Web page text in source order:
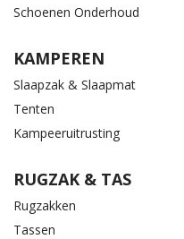
Schoenen Onderhoud
KAMPEREN
Slaapzak & Slaapmat
Tenten
Kampeeruitrusting
RUGZAK & TAS
Rugzakken
Tassen